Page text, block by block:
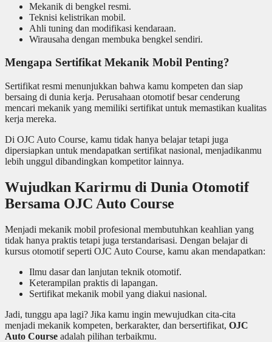
Mekanik di bengkel resmi.
Teknisi kelistrikan mobil.
Ahli tuning dan modifikasi kendaraan.
Wirausaha dengan membuka bengkel sendiri.
Mengapa Sertifikat Mekanik Mobil Penting?
Sertifikat resmi menunjukkan bahwa kamu kompeten dan siap
bersaing di dunia kerja. Perusahaan otomotif besar cenderung
mencari mekanik yang memiliki sertifikat untuk memastikan kualitas
kerja mereka.
Di OJC Auto Course, kamu tidak hanya belajar tetapi juga
dipersiapkan untuk mendapatkan sertifikat nasional, menjadikanmu
lebih unggul dibandingkan kompetitor lainnya.
Wujudkan Karirmu di Dunia Otomotif
Bersama OJC Auto Course
Menjadi mekanik mobil profesional membutuhkan keahlian yang
tidak hanya praktis tetapi juga terstandarisasi. Dengan belajar di
kursus otomotif seperti OJC Auto Course, kamu akan mendapatkan:
Ilmu dasar dan lanjutan teknik otomotif.
Keterampilan praktis di lapangan.
Sertifikat mekanik mobil yang diakui nasional.
Jadi, tunggu apa lagi? Jika kamu ingin mewujudkan cita-cita
menjadi mekanik kompeten, berkarakter, dan bersertifikat, OJC
Auto Course adalah pilihan terbaikmu.